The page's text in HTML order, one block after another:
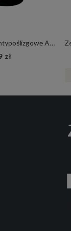
Skarpetki Stopki Antypoślizgowe ABS E2 Damskie Męskie Joga Siłownia Fitness
zł